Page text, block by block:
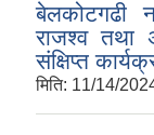
बेलकोटगढी
राजश्व तथा
संक्षिप्त
मिति: 11/14/